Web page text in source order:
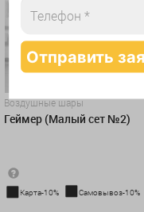
Воздушные шары
Геймер (Малый сет №2)
Карта-10% Самовывоз-10%